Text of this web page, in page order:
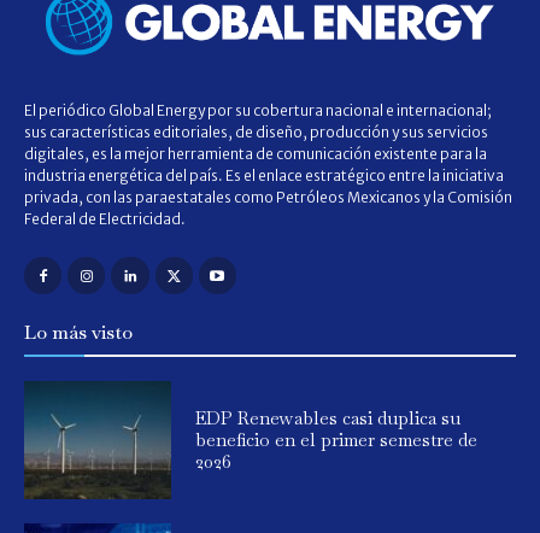
El periódico Global Energy por su cobertura nacional e internacional;
sus características editoriales, de diseño, producción y sus servicios
digitales, es la mejor herramienta de comunicación existente para la
industria energética del país. Es el enlace estratégico entre la iniciativa
privada, con las paraestatales como Petróleos Mexicanos y la Comisión
Federal de Electricidad.
Lo más visto
EDP Renewables casi duplica su
beneficio en el primer semestre de
2026